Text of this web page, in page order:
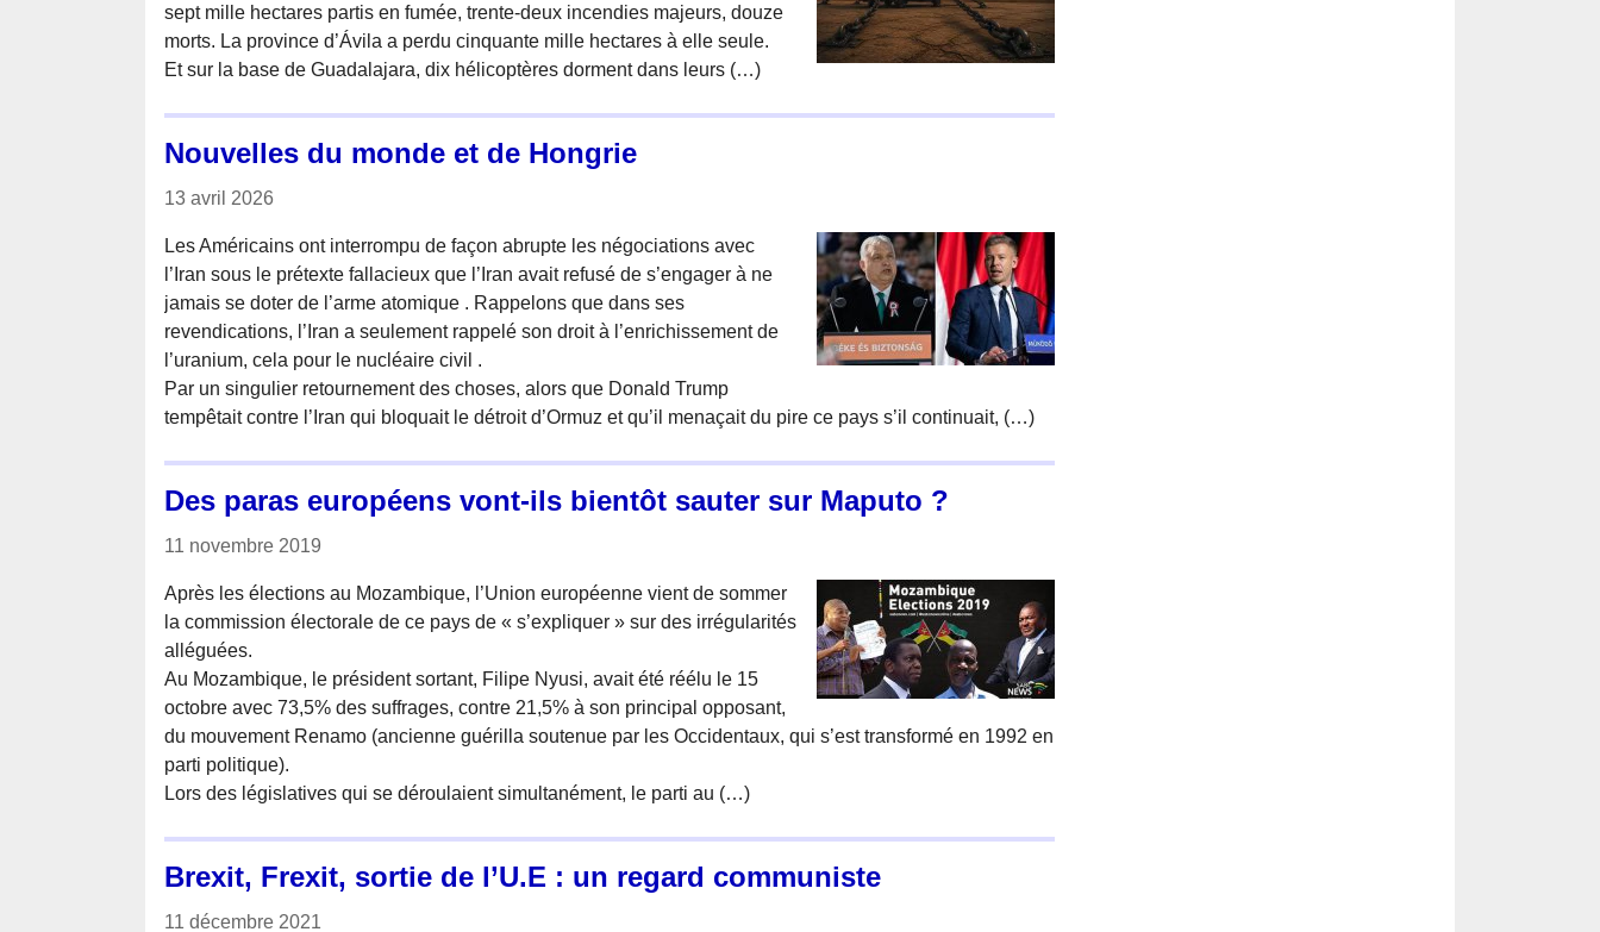
sept mille hectares partis en fumée, trente-deux incendies majeurs, douze
morts. La province d’Ávila a perdu cinquante mille hectares à elle seule.
Et sur la base de Guadalajara, dix hélicoptères dorment dans leurs (…)
Nouvelles du monde et de Hongrie
13 avril 2026
Les Américains ont interrompu de façon abrupte les négociations avec
l’Iran sous le prétexte fallacieux que l’Iran avait refusé de s’engager à ne
jamais se doter de l’arme atomique . Rappelons que dans ses
revendications, l’Iran a seulement rappelé son droit à l’enrichissement de
l’uranium, cela pour le nucléaire civil .
Par un singulier retournement des choses, alors que Donald Trump
tempêtait contre l’Iran qui bloquait le détroit d’Ormuz et qu’il menaçait du pire ce pays s’il continuait, (…)
Des paras européens vont-ils bientôt sauter sur Maputo ?
11 novembre 2019
Après les élections au Mozambique, l’Union européenne vient de sommer
la commission électorale de ce pays de « s’expliquer » sur des irrégularités
alléguées.
Au Mozambique, le président sortant, Filipe Nyusi, avait été réélu le 15
octobre avec 73,5% des suffrages, contre 21,5% à son principal opposant,
du mouvement Renamo (ancienne guérilla soutenue par les Occidentaux, qui s’est transformé en 1992 en
parti politique).
Lors des législatives qui se déroulaient simultanément, le parti au (…)
Brexit, Frexit, sortie de l’U.E : un regard communiste
11 décembre 2021